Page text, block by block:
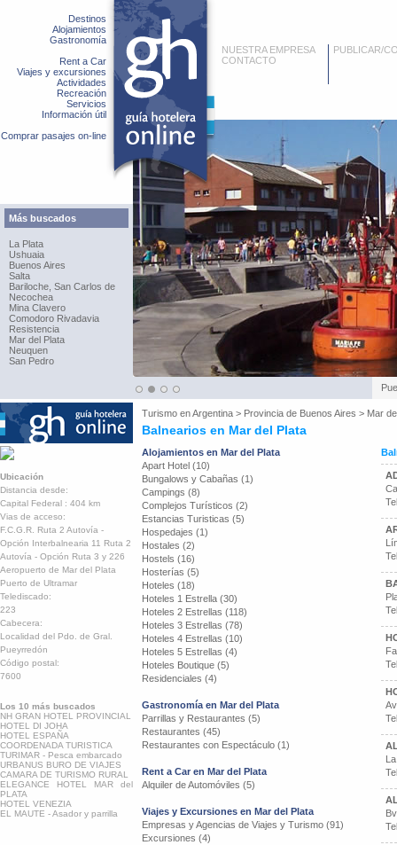
Destinos
Alojamientos
Gastronomía
Rent a Car
Viajes y excursiones
Actividades
Recreación
Servicios
Información útil
Comprar pasajes on-line
Más buscados
La Plata
Ushuaia
Buenos Aires
Salta
Bariloche, San Carlos de
Necochea
Mina Clavero
Comodoro Rivadavia
Resistencia
Mar del Plata
Neuquen
San Pedro
NUESTRA EMPRESA
CONTACTO
PUBLICAR/
Turismo enArgentina > Provincia de Buenos Aires > Mar
Balnearios en Mar del Plata
Ubicación
Distancia desde:
Capital Federal : 404 km
Vias de acceso:
F.C.G.R. Ruta 2 Autovía -
Opción Interbalnearia 11 Ruta 2
Autovía - Opción Ruta 3 y 226
Aeropuerto de Mar del Plata
Puerto de Ultramar
Telediscado:
223
Cabecera:
Localidad del Pdo. de Gral.
Pueyrredón
Código postal:
7600
Los 10 más buscados
NH GRAN HOTEL PROVINCIAL
HOTEL DI JOHA
HOTEL ESPAÑA
COORDENADA TURISTICA
TURIMAR - Pesca embarcado
URBANUS BURO DE VIAJES
CAMARA DE TURISMO RURAL
ELEGANCE HOTEL MAR del
PLATA
HOTEL VENEZIA
EL MAUTE - Asador y parrilla
Alojamientos en Mar del Plata
Apart Hotel (10)
Bungalows y Cabañas (1)
Campings (8)
Complejos Turísticos (2)
Estancias Turisticas (5)
Hospedajes (1)
Hostales (2)
Hostels (16)
Hosterías (5)
Hoteles (18)
Hoteles 1 Estrella (30)
Hoteles 2 Estrellas (118)
Hoteles 3 Estrellas (78)
Hoteles 4 Estrellas (10)
Hoteles 5 Estrellas (4)
Hoteles Boutique (5)
Residenciales (4)
Gastronomía en Mar del Plata
Parrillas y Restaurantes (5)
Restaurantes (45)
Restaurantes con Espectáculo (1)
Rent a Car en Mar del Plata
Alquiler de Automóviles (5)
Viajes y Excursiones en Mar del Plata
Empresas y Agencias de Viajes y Turismo (91)
Excursiones (4)